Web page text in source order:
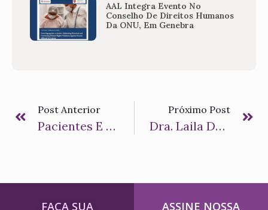
AAL Integra Evento No
Conselho De Direitos Humanos
Da ONU, Em Genebra
Post Anterior
Pacientes E Seus Familiares Já Podem Se Inscrever Na Ação DOCHansen Suporte Psicológico
Próximo Post
Dra. Laila De Laguiche Participa Da Segunda Reunião Global Sobre Doenças Tropicais Negligenciadas Relacionadas À Pele Da OMS
FAÇA SUA ASSINE NOSSA